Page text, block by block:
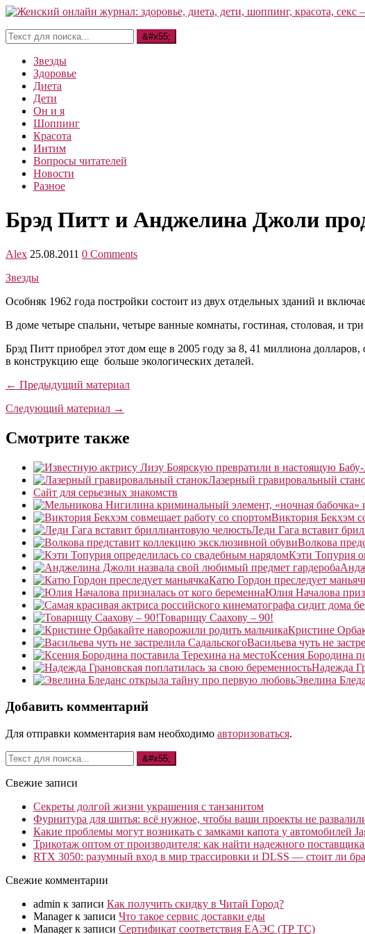
Звезды
Здоровье
Диета
Дети
Он и я
Шоппинг
Красота
Интим
Вопросы читателей
Новости
Разное
Брэд Питт и Анджелина Джоли
Alex 25.08.2011 0 Comments
Звезды
Особняк 1962 года постройки состоит из двух отдельных зданий и
В доме четыре спальни, четыре ванные комнаты, гостиная, столовая, и
Брэд Питт приобрел этот дом еще в 2005 году за 8, 41 миллиона
в конструкцию еще больше экологических деталей.
← Предыдущий материал
Следующий материал →
Смотрите также
Лазерный гравировальный
Сайт для серьезных знакомств
Виктория Бекхэм
Леди Гага вставит
Волкова
Кэти Топурия
Катю Гордон преследует
Юлия Началова
Товарищу Саахову – 90!
Кристине
Васильева чуть не
Ксения Бородина
Надежда
Эвелина
Добавить комментарий
Для отправки комментария вам необходимо авторизоваться.
Свежие записи
Секреты долгой жизни украшения с танзанитом
Фурнитура для шитья: всё нужное, чтобы ваши проекты не
Какие проблемы могут возникать с замками капота у автомобилей
Трикотаж оптом от производителя: как найти надежного
RTX 3050: разумный вход в мир трассировки и DLSS — стоит ли
Свежие комментарии
admin к записи Как получить скидку в Читай Город?
Managerк записи Что такое сервис доставки еды
Managerк записи Сертификат соответствия ЕАЭС (ТР ТС)